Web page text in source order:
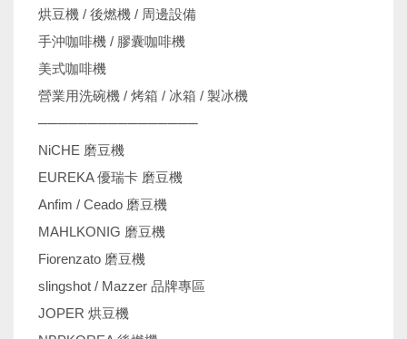
烘豆機 / 後燃機 / 周邊設備
手沖咖啡機 / 膠囊咖啡機
美式咖啡機
營業用洗碗機 / 烤箱 / 冰箱 / 製冰機
────────────────
NiCHE 磨豆機
EUREKA 優瑞卡 磨豆機
Anfim / Ceado 磨豆機
MAHLKONIG 磨豆機
Fiorenzato 磨豆機
slingshot / Mazzer 品牌專區
JOPER 烘豆機